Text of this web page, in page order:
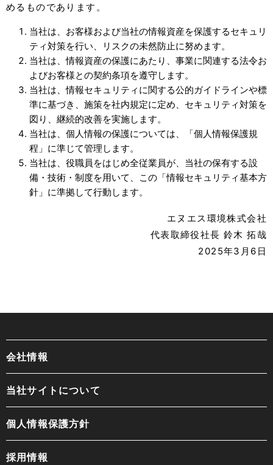
めるものであります。
当社は、お客様および当社の情報資産を保護するセキュリ
ティ対策を行い、リスクの未然防止に努めます。
当社は、情報資産の保護にあたり、事業に関連する法令お
よびお客様との契約条項を遵守します。
当社は、情報セキュリティに関する公的ガイドラインや標
準に基づき、施策を社内規定に定め、セキュリティ対策を
図り、継続的改善を実施します。
当社は、個人情報の保護については、「個人情報保護規
程」に準じて管理します。
当社は、役職員をはじめ全従業員が、当社の保有する設
備・技術・制度を用いて、この「情報セキュリティ基本方
針」に準拠して行動します。
エヌエス環境株式会社
代表取締役社長 鈴木 拓哉
2025年3月6日
会社情報
当社サイトについて
個人情報保護方針
採用情報